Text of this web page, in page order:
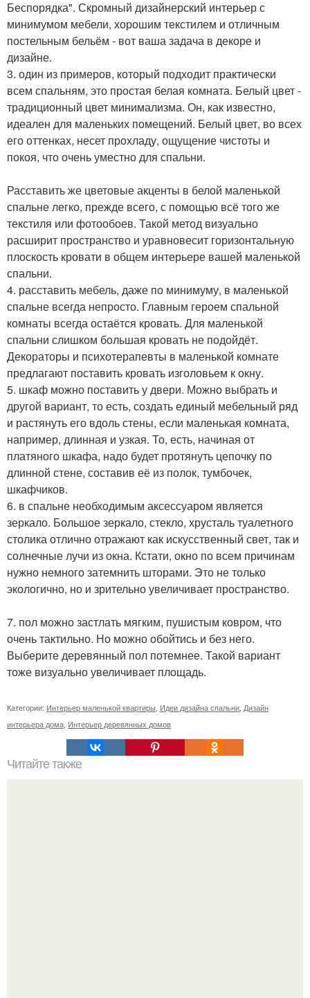
Беспорядка". Скромный дизайнерский интерьер с
минимумом мебели, хорошим текстилем и отличным
постельным бельём - вот ваша задача в декоре и
дизайне.
3. один из примеров, который подходит практически
всем спальням, это простая белая комната. Белый цвет -
традиционный цвет минимализма. Он, как известно,
идеален для маленьких помещений. Белый цвет, во всех
его оттенках, несет прохладу, ощущение чистоты и
покоя, что очень уместно для спальни.
Расставить же цветовые акценты в белой маленькой
спальне легко, прежде всего, с помощью всё того же
текстиля или фотообоев. Такой метод визуально
расширит пространство и уравновесит горизонтальную
плоскость кровати в общем интерьере вашей маленькой
спальни.
4. расставить мебель, даже по минимуму, в маленькой
спальне всегда непросто. Главным героем спальной
комнаты всегда остаётся кровать. Для маленькой
спальни слишком большая кровать не подойдёт.
Декораторы и психотерапевты в маленькой комнате
предлагают поставить кровать изголовьем к окну.
5. шкаф можно поставить у двери. Можно выбрать и
другой вариант, то есть, создать единый мебельный ряд
и растянуть его вдоль стены, если маленькая комната,
например, длинная и узкая. То, есть, начиная от
платяного шкафа, надо будет протянуть цепочку по
длинной стене, составив её из полок, тумбочек,
шкафчиков.
6. в спальне необходимым аксессуаром является
зеркало. Большое зеркало, стекло, хрусталь туалетного
столика отлично отражают как искусственный свет, так и
солнечные лучи из окна. Кстати, окно по всем причинам
нужно немного затемнить шторами. Это не только
экологично, но и зрительно увеличивает пространство.
7. пол можно застлать мягким, пушистым ковром, что
очень тактильно. Но можно обойтись и без него.
Выберите деревянный пол потемнее. Такой вариант
тоже визуально увеличивает площадь.
Категории: Интерьер маленькой квартиры Идеи дизайна спальни Дизайн
интерьера дома Интерьер деревянных домов
Читайте также